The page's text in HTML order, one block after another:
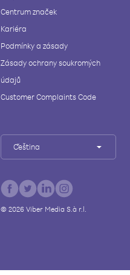
Centrum značek
Kariéra
Podmínky a zásady
Zásady ochrany soukromých
údajů
Customer Complaints Code
Čeština
© 2026Viber Media S.à r.l.